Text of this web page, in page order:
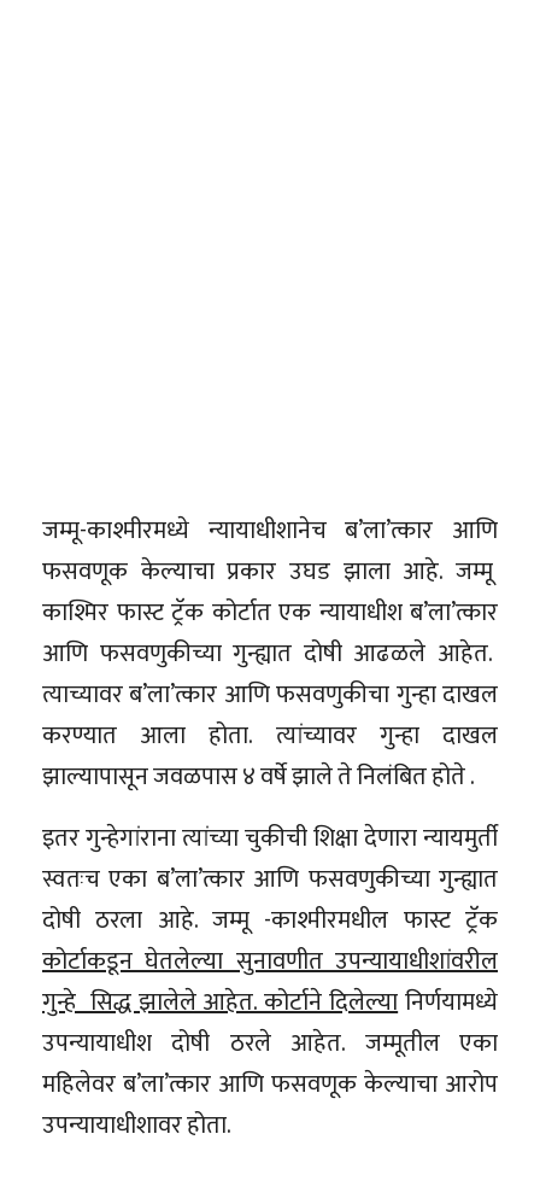
जम्मू-काश्मीरमध्ये न्यायाधीशानेच ब’ला’त्कार आणि
फसवणूक केल्याचा प्रकार उघड झाला आहे. जम्मू
काश्मिर फास्ट ट्रॅक कोर्टात एक न्यायाधीश ब’ला’त्कार
आणि फसवणुकीच्या गुन्ह्यात दोषी आढळले आहेत.
त्याच्यावर ब’ला’त्कार आणि फसवणुकीचा गुन्हा दाखल
करण्यात आला होता. त्यांच्यावर गुन्हा दाखल
झाल्यापासून जवळपास ४ वर्षे झाले ते निलंबित होते .
इतर गुन्हेगांराना त्यांच्या चुकीची शिक्षा देणारा न्यायमुर्ती
स्वतःच एका ब’ला’त्कार आणि फसवणुकीच्या गुन्ह्यात
दोषी ठरला आहे. जम्मू -काश्मीरमधील फास्ट ट्रॅक
कोर्टाकडून घेतलेल्या सुनावणीत उपन्यायाधीशांवरील
गुन्हे सिद्ध झालेले आहेत. कोर्टाने दिलेल्यानिर्णयामध्ये
उपन्यायाधीश दोषी ठरले आहेत. जम्मूतील एका
महिलेवर ब’ला’त्कार आणि फसवणूक केल्याचा आरोप
उपन्यायाधीशावर होता.